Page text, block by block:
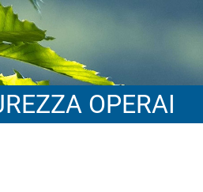
OPERAI